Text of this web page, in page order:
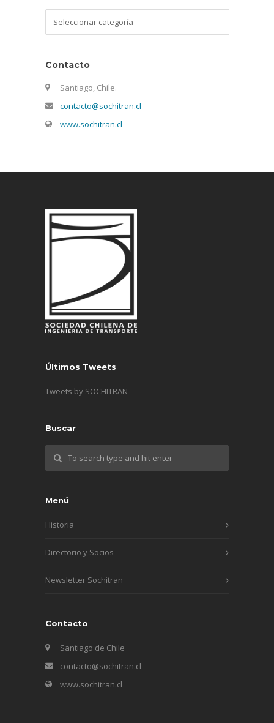
Contacto
Santiago, Chile.
contacto@sochitran.cl
www.sochitran.cl
Últimos Tweets
Tweets by SOCHITRAN
Buscar
Menú
Historia
Directorio y Socios
Newsletter Sochitran
Contacto
Santiago de Chile
contacto@sochitran.cl
www.sochitran.cl